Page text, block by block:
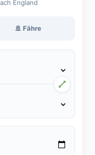
England
🚢 Fähre